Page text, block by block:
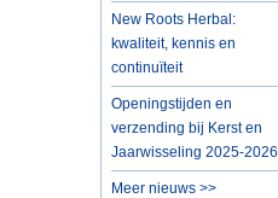
New Roots Herbal:
kwaliteit, kennis en
continuïteit
Openingstijden en
verzending bij Kerst en
Jaarwisseling 2025-2026
Meer nieuws >>